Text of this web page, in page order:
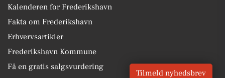
Kalenderen for Frederikshavn
Fakta om Frederikshavn
Erhvervsartikler
Frederikshavn Kommune
Få en gratis salgsvurdering
Tilmeld nyhedsbrev